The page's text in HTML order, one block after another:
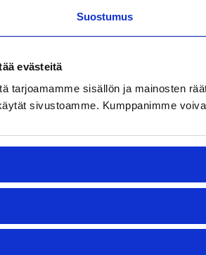
Suostumus
evästeitä
tarjoamamme sisällön ja mainosten
sivustoamme. Kumppanimme